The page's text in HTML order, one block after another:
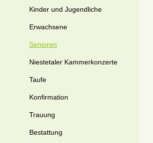
Kinder und Jugendliche
Erwachsene
Senioren
Niestetaler Kammerkonzerte
Taufe
Konfirmation
Trauung
Bestattung